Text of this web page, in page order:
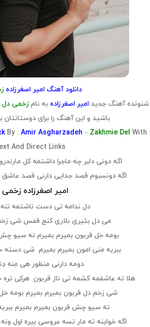
دانلود آهنگ امیر اصغرزاده
شنونده آهنگ جدید امیر اصغرزاده به نام زخمی دل
باشید و این آهنگ را برای دوستانتان
By : Amir Asgharzadeh – Zakhmie Del With
And Direct Links
اگه دونی دلبر چه ماجرا داشتمه کل
اگه دونسبوم قصد جدایی دارنی قصد
امیر اصغرزاده
دل ندامه تی دست ناشتمه
می دل بئیری بلاری کنج قفس شی
بومه خل قربون بمیرم بمیرم ته سیو
ببریه منی امون بمیرم بمیرم شی دسته
دومه دارنی منظور هی مِنه
هلا ته عاشقمه کشمه تی ناز قربون هرکی
شی زخم دل قربون بمیرم بمیرم بومه
ته سیو چش قربون بمیرم بمیرم
اگه خواینه ته مار تسه عروسی بیره اول